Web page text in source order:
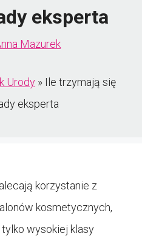
eksperta
Mazurek
Urody » Ile trzymają się
eksperta
korzystanie z
kosmetycznych,
wysokiej klasy